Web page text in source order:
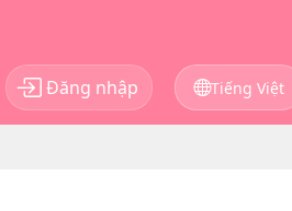
Đăng nhập Tiếng Việt